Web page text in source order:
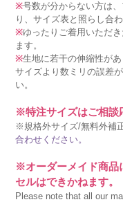
※号数が分からない方は
り、サイズ表と照らし合わ
※ゆったりご着用いただ
ます。
※生地に若干の伸縮性が
サイズより数ミリの誤差
い。
※特注サイズはご相談
※規格外サイズ/無料外補
合わせください。
※オーダーメイド商品
セルはできかねます。
Please note that all our